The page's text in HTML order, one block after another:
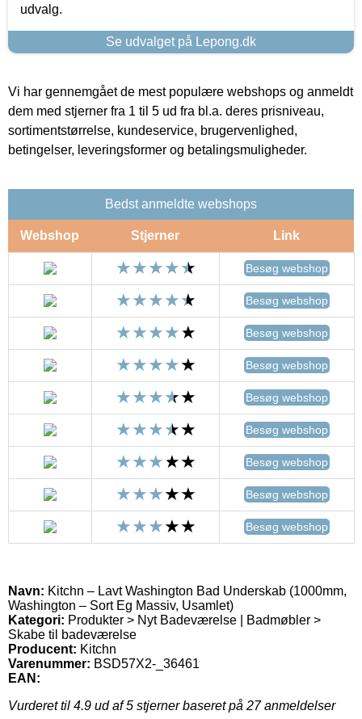
udvalg.
Se udvalget på Lepong.dk
Vi har gennemgået de mest populære webshops og anmeldt
dem med stjerner fra 1 til 5 ud fra bl.a. deres prisniveau,
sortimentstørrelse, kundeservice, brugervenlighed,
betingelser, leveringsformer og betalingsmuligheder.
Bedst anmeldte webshops
Webshop Stjerner Link
Besøg webshop
Besøg webshop
Besøg webshop
Besøg webshop
Besøg webshop
Besøg webshop
Besøg webshop
Besøg webshop
Besøg webshop
Navn: Kitchn – Lavt Washington Bad Underskab (1000mm,
Washington – Sort Eg Massiv, Usamlet)
Kategori: Produkter > Nyt Badeværelse | Badmøbler >
Skabe til badeværelse
Producent: Kitchn
Varenummer: BSD57X2-_36461
EAN:
Vurderet til 4.9 ud af 5 stjerner baseret på 27anmeldelser